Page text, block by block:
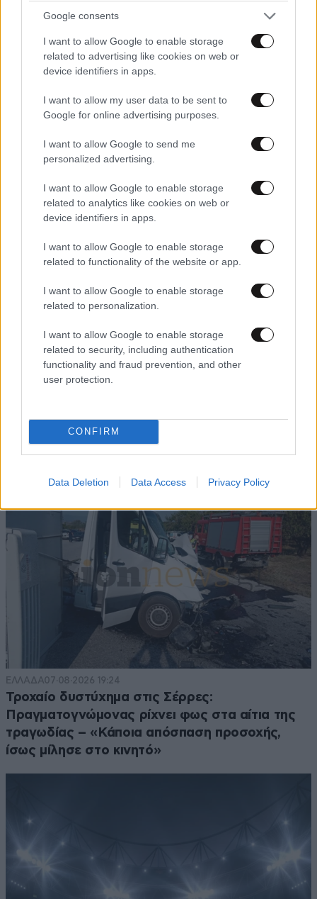
Google consents
I want to allow Google to enable storage
related to advertising like cookies on web or
device identifiers in apps.
I want to allow my user data to be sent to
Google for online advertising purposes.
I want to allow Google to send me
personalized advertising.
I want to allow Google to enable storage
related to analytics like cookies on web or
device identifiers in apps.
I want to allow Google to enable storage
related to functionality of the website or app.
I want to allow Google to enable storage
related to personalization.
I want to allow Google to enable storage
related to security, including authentication
functionality and fraud prevention, and other
user protection.
CONFIRM
Data Deletion Data Access Privacy Policy
ΠΟΛΙΤΙΚΗ2 ω. πριν
«Σπέκουλα, ψεύδη, πολιτική αναξιοπρέπεια και
ανεπίδεκτες μαθήσεως»
ΕΛΛΑΔΑ07·08·2026 19:24
Τροχαίο δυστύχημα στις Σέρρες:
Πραγματογνώμονας ρίχνει φως στα αίτια της
τραγωδίας – «Κάποια απόσπαση προσοχής,
ίσως μίλησε στο κινητό»